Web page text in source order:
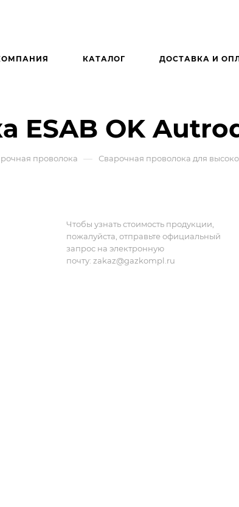
КАТАЛОГ ДОСТАВКА И
ESAB OK
проволока — Сварочная проволока для
Чтобы узнать стоимость продукции,
пожалуйста, отправьте официальный
запрос на электронную
почту: zakaz@gazkompl.ru